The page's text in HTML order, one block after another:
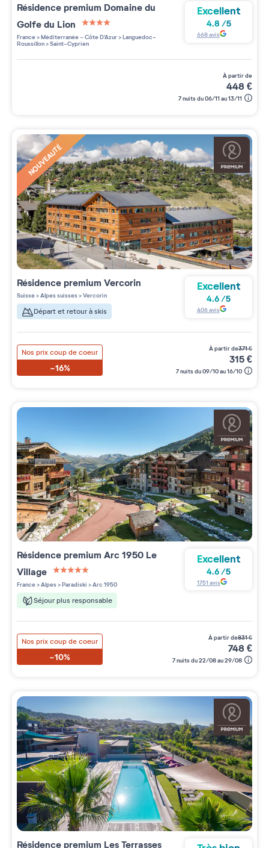
Résidence premium Domaine du
Golfe du Lion
4 étoiles sur 5
France>Méditerranée - Côte D'Azur>Languedoc-
Roussillon>Saint-Cyprien
Excellent
4.8 /5
668avis
à partir de
448€
7 nuits du 06/11 au 13/11
NOUVEAUTÉ
Résidence premium Vercorin
Suisse>Alpes suisses>Vercorin
Départ et retour à skis
Excellent
4.6/5
406avis
Nos prix coup de coeur
-16%
à partir de371€
315€
7 nuits du 09/10 au 16/10
Résidence premium Arc 1950 Le
Village
5 étoiles sur 5
France>Alpes>Paradiski >Arc 1950
Séjour plus responsable
Excellent
4.6/5
1751 avis
Nos prix coup de coeur
-10%
à partir de831€
748€
7 nuits du 22/08 au 29/08
Résidence premium Les Terrasses